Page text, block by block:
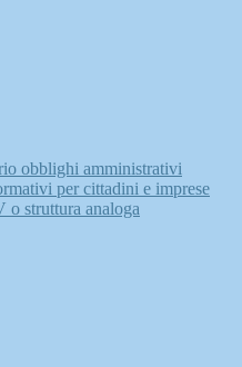
obblighi amministrativi
per cittadini e imprese
o struttura analoga